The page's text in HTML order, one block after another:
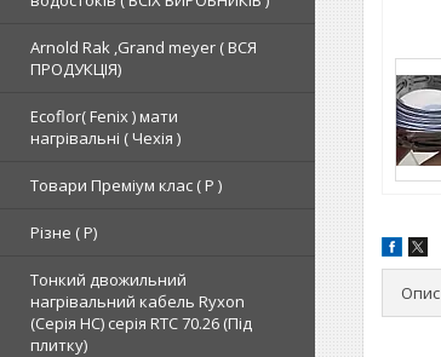
Arnold Rak ,Grand meyer ( ВСЯ
ПРОДУКЦІЯ)
Ecoflor( Fenix ) мати
нагрівальні ( Чехія )
Товари Преміум клас ( Р )
Різне ( Р)
Тонкий двожильний
нагрівальний кабель Ryxon
(Серія НС) серія RTC 70.26 (Під
плитку)
Опис